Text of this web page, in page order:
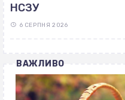
НСЗУ
6 СЕРПНЯ 2026
ВАЖЛИВО